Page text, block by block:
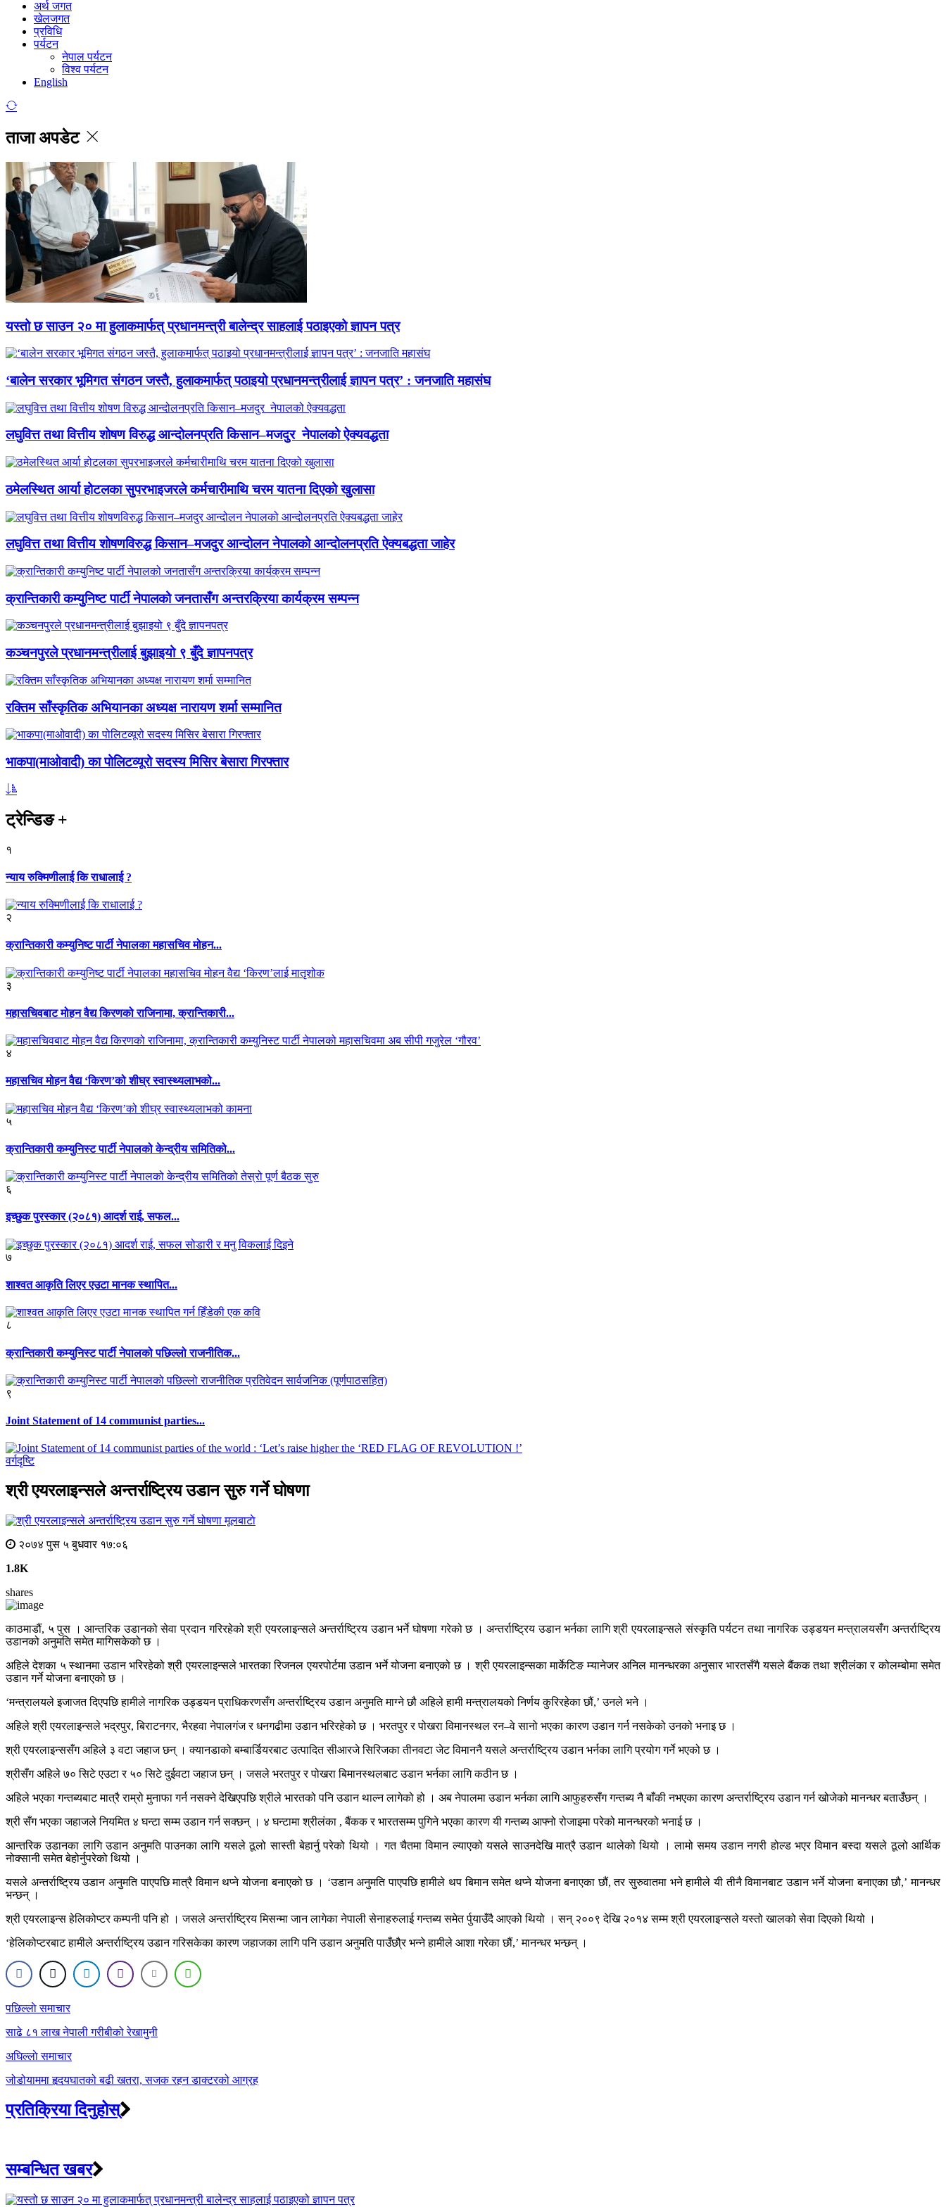
अर्थ जगत
खेलजगत
प्रविधि
पर्यटन
नेपाल पर्यटन
विश्व पर्यटन
English
ताजा अपडेट
यस्तो छ साउन २० मा हुलाकमार्फत् प्रधानमन्त्री बालेन्द्र साहलाई पठाइएको ज्ञापन पत्र
‘बालेन सरकार भूमिगत संगठन जस्तै, हुलाकमार्फत् पठाइयो प्रधानमन्त्रीलाई ज्ञापन पत्र’ : जनजाति महासंघ
लघुवित्त तथा वित्तीय शोषण विरुद्ध आन्दोलनप्रति किसान–मजदुर नेपालको ऐक्यवद्धता
ठमेलस्थित आर्या होटलका सुपरभाइजरले कर्मचारीमाथि चरम यातना दिएको खुलासा
लघुवित्त तथा वित्तीय शोषणविरुद्ध किसान–मजदुर आन्दोलन नेपालको आन्दोलनप्रति ऐक्यबद्धता जाहेर
क्रान्तिकारी कम्युनिष्ट पार्टी नेपालको जनतासँग अन्तरक्रिया कार्यक्रम सम्पन्न
कञ्चनपुरले प्रधानमन्त्रीलाई बुझाइयो ९ बुँदे ज्ञापनपत्र
रक्तिम साँस्कृतिक अभियानका अध्यक्ष नारायण शर्मा सम्मानित
भाकपा(माओवादी) का पोलिटव्यूरो सदस्य मिसिर बेसारा गिरफ्तार
ट्रेन्डिङ+
१
न्याय रुक्मिणीलाई कि राधालाई ?
२
क्रान्तिकारी कम्युनिष्ट पार्टी नेपालका महासचिव मोहन...
३
महासचिवबाट मोहन वैद्य किरणको राजिनामा, क्रान्तिकारी...
४
महासचिव मोहन वैद्य ‘किरण’को शीघ्र स्वास्थ्यलाभको...
५
क्रान्तिकारी कम्युनिस्ट पार्टी नेपालको केन्द्रीय समितिको...
६
इच्छुक पुरस्कार (२०८१) आदर्श राई, सफल...
७
शाश्वत आकृति लिएर एउटा मानक स्थापित...
८
क्रान्तिकारी कम्युनिस्ट पार्टी नेपालको पछिल्लो राजनीतिक...
९
Joint Statement of 14 communist parties...
वर्गदृष्टि
श्री एयरलाइन्सले अन्तर्राष्ट्रिय उडान सुरु गर्ने घोषणा
मूलबाटाे
२०७४ पुस ५ बुधवार १७:०६
1.8K
shares
काठमाडौं, ५ पुस । आन्तरिक उडानको सेवा प्रदान गरिरहेको श्री एयरलाइन्सले अन्तर्राष्ट्रिय उडान भर्ने घोषणा गरेको छ । अन्तर्राष्ट्रिय उडान भर्नका लागि श्री एयरलाइन्सले संस्कृति पर्यटन तथा नागरिक उड्डयन मन्त्रालयसँग अन्तर्राष्ट्रिय
उडानको अनुमति समेत मागिसकेको छ ।
अहिले देशका ५ स्थानमा उडान भरिरहेको श्री एयरलाइन्सले भारतका रिजनल एयरपोर्टमा उडान भर्ने योजना बनाएको छ । श्री एयरलाइन्सका मार्केटिङ म्यानेजर अनिल मानन्धरका अनुसार भारतसँगै यसले बैंकक तथा श्रीलंका र कोलम्बोमा समेत
उडान गर्ने योजना बनाएको छ ।
‘मन्त्रालयले इजाजत दिएपछि हामीले नागरिक उड्डयन प्राधिकरणसँग अन्तर्राष्ट्रिय उडान अनुमति माग्ने छौ अहिले हामी मन्त्रालयको निर्णय कुरिरहेका छौं,’ उनले भने ।
अहिले श्री एयरलाइन्सले भद्रपुर, बिराटनगर, भैरहवा नेपालगंज र धनगढीमा उडान भरिरहेको छ । भरतपुर र पोखरा विमानस्थल रन–वे सानो भएका कारण उडान गर्न नसकेको उनको भनाइ छ ।
श्री एयरलाइन्ससँग अहिले ३ वटा जहाज छन् । क्यानडाको बम्बार्डियरबाट उत्पादित सीआरजे सिरिजका तीनवटा जेट विमाननै यसले अन्तर्राष्ट्रिय उडान भर्नका लागि प्रयोग गर्ने भएको छ ।
श्रीसँग अहिले ७० सिटे एउटा र ५० सिटे दुईवटा जहाज छन् । जसले भरतपुर र पोखरा बिमानस्थलबाट उडान भर्नका लागि कठीन छ ।
अहिले भएका गन्तब्यबाट मात्रै राम्रो मुनाफा गर्न नसक्ने देखिएपछि श्रीले भारतको पनि उडान थाल्न लागेको हो । अब नेपालमा उडान भर्नका लागि आफुहरुसँग गन्तब्य नै बाँकी नभएका कारण अन्तर्राष्ट्रिय उडान गर्न खोजेको मानन्धर बताउँछन् ।
श्री सँग भएका जहाजले नियमित ४ घन्टा सम्म उडान गर्न सक्छन् । ४ घन्टामा श्रीलंका , बैंकक र भारतसम्म पुगिने भएका कारण यी गन्तब्य आफ्नो रोजाइमा परेको मानन्धरको भनाई छ ।
आन्तरिक उडानका लागि उडान अनुमति पाउनका लागि यसले ठूलो सास्ती बेहार्नु परेको थियो । गत चैतमा विमान ल्याएको यसले साउनदेखि मात्रै उडान थालेको थियो । लामो समय उडान नगरी होल्ड भएर विमान बस्दा यसले ठूलो आर्थिक
नोक्सानी समेत बेहोर्नुपरेको थियो ।
यसले अन्तर्राष्ट्रिय उडान अनुमति पाएपछि मात्रै विमान थप्ने योजना बनाएको छ । ‘उडान अनुमति पाएपछि हामीले थप बिमान समेत थप्ने योजना बनाएका छौं, तर सुरुवातमा भने हामीले यी तीनै विमानबाट उडान भर्ने योजना बनाएका छौ,’ मानन्धर
भन्छन् ।
श्री एयरलाइन्स हेलिकोप्टर कम्पनी पनि हो । जसले अन्तर्राष्ट्रिय मिसन्मा जान लागेका नेपाली सेनाहरुलाई गन्तब्य समेत र्पुयाउँदै आएको थियो । सन् २००९ देखि २०१४ सम्म श्री एयरलाइन्सले यस्तो खालको सेवा दिएको थियो ।
‘हेलिकोप्टरबाट हामीले अन्तर्राष्ट्रिय उडान गरिसकेका कारण जहाजका लागि पनि उडान अनुमति पाउँछौ्र भन्ने हामीले आशा गरेका छौं,’ मानन्धर भन्छन् ।
Post
navigation
पछिल्लाे समाचार
साढे ८१ लाख नेपाली गरीबीको रेखामुनी
अघिल्लाे समाचार
जोडोयाममा हृदयघातको बढी खतरा, सजक रहन डाक्टरको आग्रह
प्रतिक्रिया दिनुहोस्
सम्बन्धित खबर